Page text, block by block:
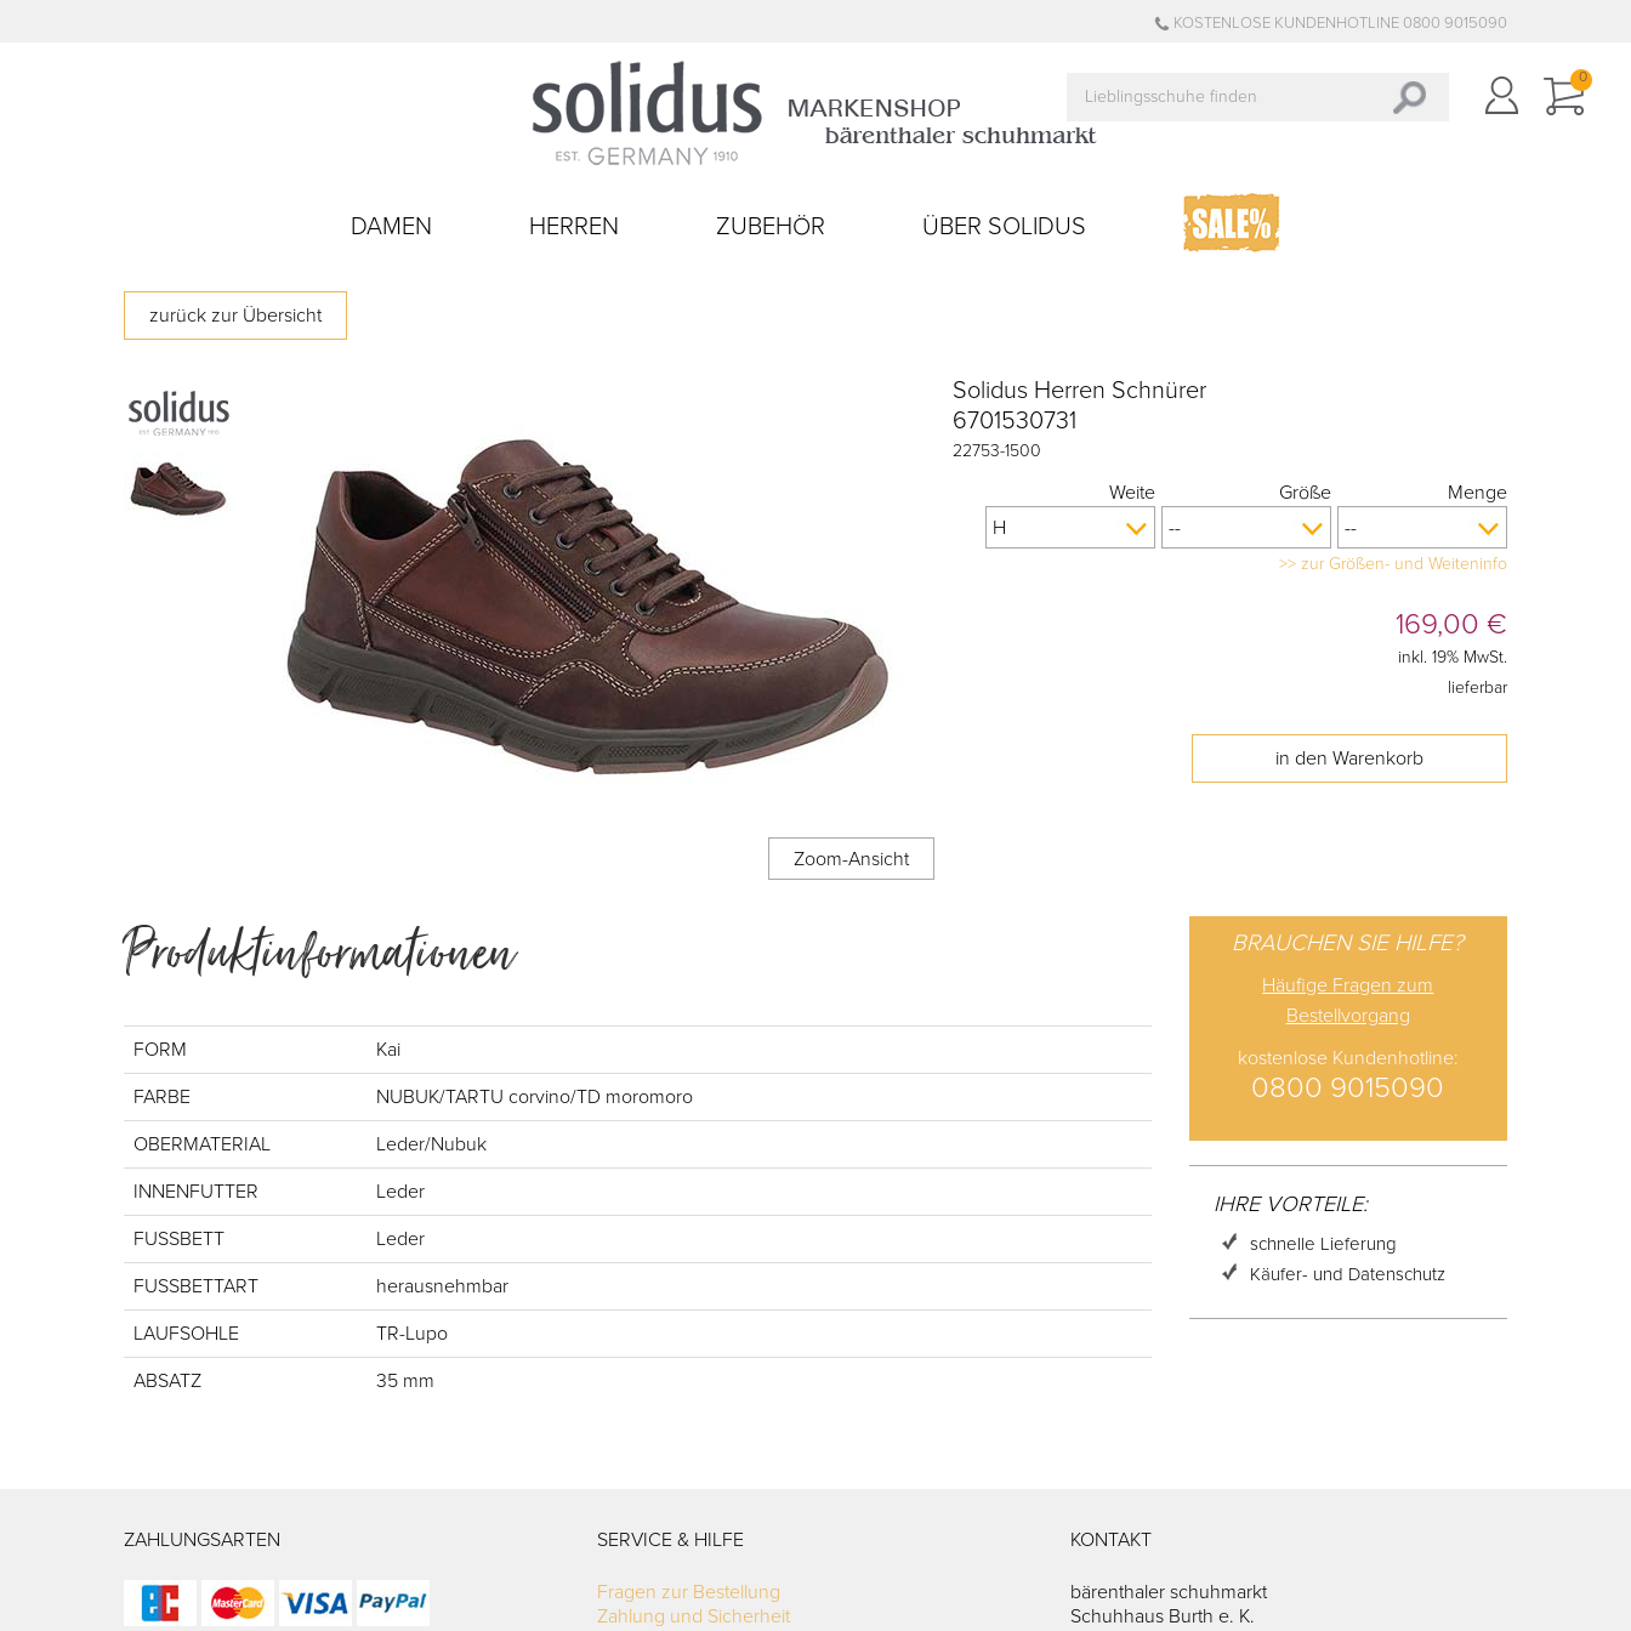
KOSTENLOSE KUNDENHOTLINE 0800 9015090
0
DAMEN HERREN ZUBEHÖR ÜBER SOLIDUS
Solidus Herren Schnürer
6701530731
22753-1500
Weite Größe Menge
>> zur Größen- und Weiteninfo
169,00 €
inkl. 19% MwSt.
lieferbar
Produktinformationen
FORM Kai
FARBE NUBUK/TARTU corvino/TD moromoro
OBERMATERIAL Leder/Nubuk
INNENFUTTER Leder
FUSSBETT Leder
FUSSBETTART herausnehmbar
LAUFSOHLE TR-Lupo
ABSATZ 35 mm
BRAUCHEN SIE HILFE?
Häufige Fragen zum
Bestellvorgang
kostenlose Kundenhotline:
0800 9015090
IHRE VORTEILE:
schnelle Lieferung
Käufer- und Datenschutz
ZAHLUNGSARTEN SERVICE & HILFE
Fragen zur Bestellung
Zahlung und Sicherheit
KONTAKT
bärenthaler schuhmarkt
Schuhhaus Burth e. K.